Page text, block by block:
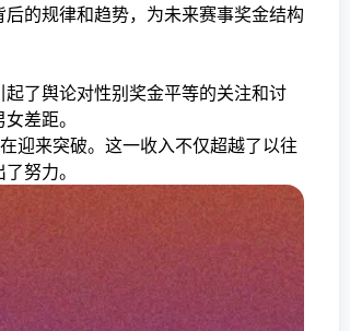
的规律和趋势，为未来赛事奖金结构
了舆论对性别奖金平等的关注和讨
差距。
迎来突破。这一收入不仅超越了以往
努力。